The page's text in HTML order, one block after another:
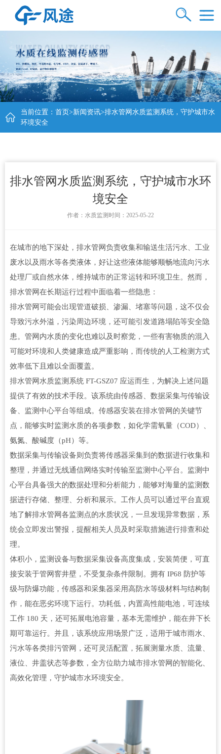
当前位置： 首页>新闻资讯>排水管网水质监测系统，守护城市水
环境安全
排水管网水质监测系统，守护城市水环
境安全
作者： 水质监测 时间：2025-05-22
在城市的地下深处，排水管网负责收集和输送生活污水、工业
废水以及雨水等各类液体，好让这些液体能够顺畅地流向污水
处理厂或自然水体，维持城市的正常运转和环境卫生。然而，
排水管网在长期运行过程中面临着一些隐患：
排水管网可能会出现管道破损、渗漏、堵塞等问题，这不仅会
导致污水外溢，污染周边环境，还可能引发道路塌陷等安全隐
患。管网内水质的变化也难以及时察觉，一些有害物质的混入
可能对环境和人类健康造成严重影响，而传统的人工检测方式
效率低下且难以全面覆盖。
排水管网水质监测系统 FT-GSZ07 应运而生，为解决上述问题
提供了有效的技术手段。该系统由传感器、数据采集与传输设
备、监测中心平台等组成。传感器安装在排水管网的关键节
点，能够实时监测水质的各项参数，如化学需氧量（COD）、
氨氮、酸碱度（pH）等。
数据采集与传输设备则负责将传感器采集到的数据进行收集和
整理，并通过无线通信网络实时传输至监测中心平台。监测中
心平台具备强大的数据处理和分析能力，能够对海量的监测数
据进行存储、整理、分析和展示。工作人员可以通过平台直观
地了解排水管网各监测点的水质状况，一旦发现异常数据，系
统会立即发出警报，提醒相关人员及时采取措施进行排查和处
理。
体积小，监测设备与数据采集设备高度集成，安装简便，可直
接安装于管网窨井壁，不受复杂条件限制。拥有 IP68 防护等
级与防爆功能，传感器和采集器采用高防水等级材料与结构制
作，能在恶劣环境下运行。功耗低，内置高性能电池，可连续
工作 180 天，还可拓展电池容量，基本无需维护，能在井下长
期可靠运行。并且，该系统应用场景广泛，适用于城市雨水、
污水等各类排污管网，还可灵活配置，拓展测量水质、流量、
液位、井盖状态等参数，全方位助力城市排水管网的智能化、
高效化管理，守护城市水环境安全。